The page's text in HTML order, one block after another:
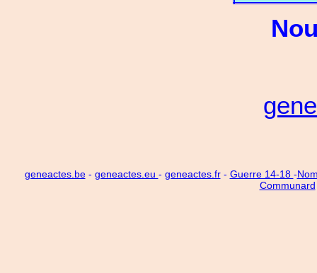
geneactes.be- geneactes.eu - geneactes.fr- Guerre 14-18 -
Communard